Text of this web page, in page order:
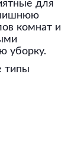
для
лишнюю
комнат и
уборку.